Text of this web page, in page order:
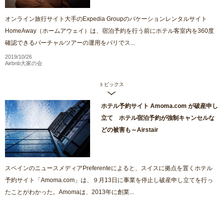
オンライン旅行サイト大手のExpedia Groupのバケーションレンタルサイト
HomeAway（ホームアウェイ）は、宿泊予約を行う前にホテル客室内を360度
確認できるバーチャルツアーの運用をバリでス...
2019/10/26
Airbnb大家の会
トピックス
ホテル予約サイト Amoma.com が破産申し
立て ホテル宿泊予約が強制キャンセルな
どの被害も～Airstair
スペインのニュースメディアPreferenteによると、スイスに拠点を置くホテル
予約サイト「Amoma.com」は、９月13日に事業を停止し破産申し立てを行っ
たことがわかった。Amomaは、2013年に創業...